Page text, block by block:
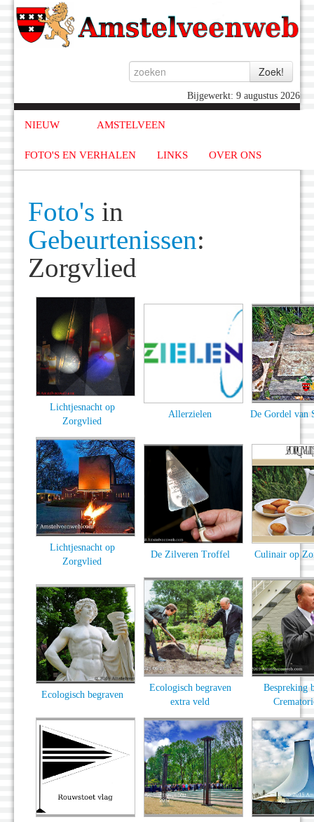
Bijgewerkt: 9 augustus 2026
NIEUW AMSTELVEEN
FOTO'S EN VERHALEN LINKS OVER ONS
Foto's in
Gebeurtenissen:
Zorgvlied
Lichtjesnacht op
Zorgvlied
Allerzielen De Gordel van
Lichtjesnacht op
Zorgvlied
De Zilveren Troffel Culinair op
Ecologisch begraven
Ecologisch begraven
extra veld
Bespreking